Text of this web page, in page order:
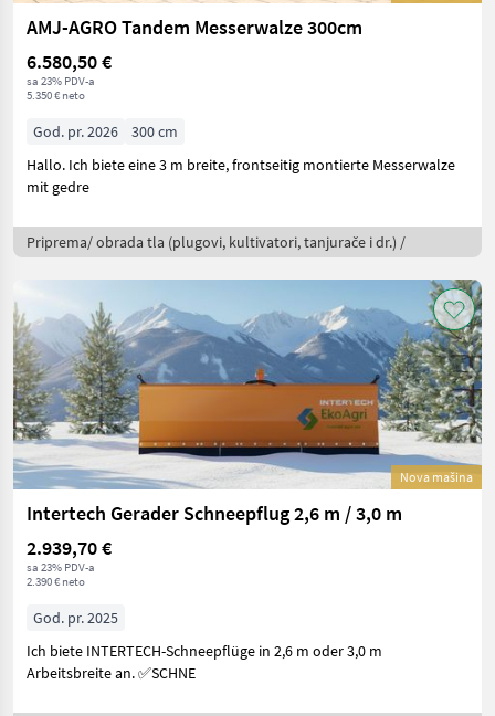
AMJ-AGRO Tandem Messerwalze 300cm
6.580,50 €
sa 23% PDV-a
5.350 € neto
God. pr. 2026
300 cm
Hallo. Ich biete eine 3 m breite, frontseitig montierte Messerwalze
mit gedre
Priprema/ obrada tla (plugovi, kultivatori, tanjurače i dr.) /
Nova mašina
Intertech Gerader Schneepflug 2,6 m / 3,0 m
2.939,70 €
sa 23% PDV-a
2.390 € neto
God. pr. 2025
Ich biete INTERTECH-Schneepflüge in 2,6 m oder 3,0 m
Arbeitsbreite an. ✅SCHNE